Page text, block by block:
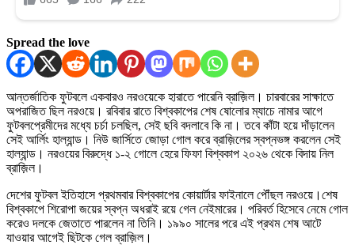
Spread the love
আন্তর্জাতিক ফুটবলে একবারও নরওয়েকে হারাতে পারেনি ব্রাজ়িল। চারবারের সাক্ষাতে
অপরাজিত ছিল নরওয়ে। রবিবার রাতে বিশ্বকাপের শেষ ষোলোর ম্যাচে নামার আগে
ফুটবলপ্রেমীদের মধ্যে চর্চা চলছিল, সেই ছবি বদলাবে কি না। তবে কাঁটা হয়ে দাঁড়ালেন
সেই আর্লিং হাল্যান্ড। নিউ জার্সিতে জোড়া গোল করে ব্রাজ়িলের স্বপ্নভঙ্গ করলেন সেই
হাল্যান্ড। নরওয়ের বিরুদ্ধে ১-২ গোলে হেরে ফিফা বিশ্বকাপ ২০২৬ থেকে বিদায় নিল
ব্রাজ়িল।
দেশের ফুটবল ইতিহাসে প্রথমবার বিশ্বকাপের কোয়ার্টার ফাইনালে পৌঁছল নরওয়ে।শেষ
বিশ্বকাপে শিরোপা জয়ের স্বপ্ন অধরাই রয়ে গেল নেইমারের। পরিবর্ত হিসেবে নেমে গোল
করেও দলকে জেতাতে পারলেন না তিনি। ১৯৯০ সালের পরে এই প্রথম শেষ আটে
যাওয়ার আগেই ছিটকে গেল ব্রাজ়িল।